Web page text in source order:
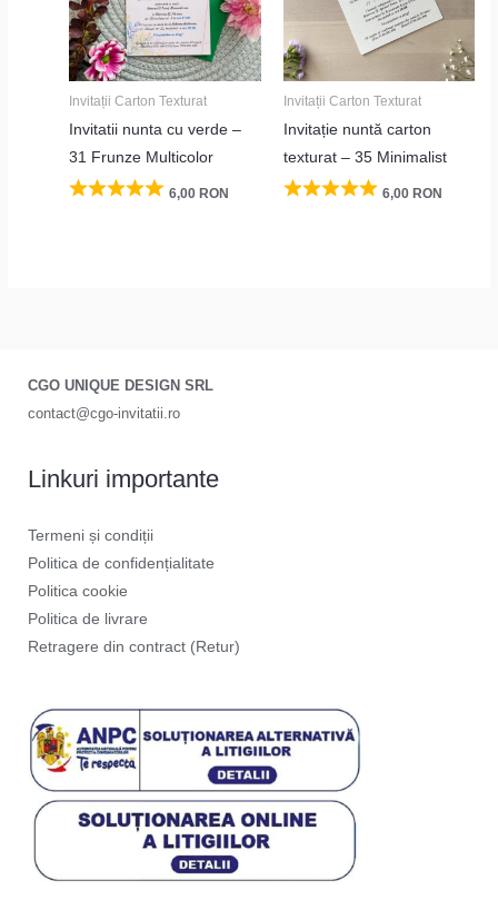
Invitații Carton Texturat
Invitatii nunta cu verde –
31 Frunze Multicolor
6,00 RON
Invitații Carton Texturat
Invitație nuntă carton
texturat – 35 Minimalist
6,00 RON
CGO UNIQUE DESIGN SRL
contact@cgo-invitatii.ro
Linkuri importante
Termeni și condiții
Politica de confidențialitate
Politica cookie
Politica de livrare
Retragere din contract (Retur)